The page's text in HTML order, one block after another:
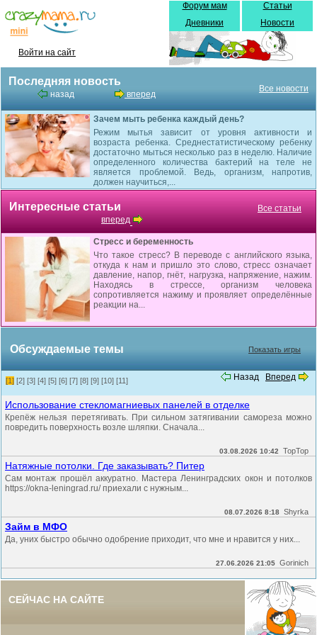
Войти на сайт
Форум мам
Дневники
Статьи
Новости
Последняя новость
назад вперед
Все новости
Зачем мыть ребенка каждый день?
Режим мытья зависит от уровня активности и
возраста ребенка. Среднестатистическому ребенку
достаточно мыться несколько раз в неделю. Наличие
определенного количества бактерий на теле не
является проблемой. Ведь, организм, напротив,
должен научиться,...
Интересные статьи
вперед
Все статьи
Стресс и беременность
Что такое стресс? В переводе с английского языка,
откуда к нам и пришло это слово, стресс означает
давление, напор, гнёт, нагрузка, напряжение, нажим.
Находясь в стрессе, организм человека
сопротивляется нажиму и проявляет определённые
реакции на...
Обсуждаемые темы Показать игры
Назад Вперед
[1] [2] [3] [4] [5] [6] [7] [8] [9] [10] [11]
Использование стекломагниевых панелей в отделке
Крепёж нельзя перетягивать. При сильном затягивании самореза можно
повредить поверхность возле шляпки. Сначала...
03.08.2026 10:42 TopTop
Натяжные потолки. Где заказывать? Питер
Сам монтаж прошёл аккуратно. Мастера Ленинградских окон и потолков
https://okna-leningrad.ru/ приехали с нужным...
08.07.2026 8:18 Shyrka
Займ в МФО
Да, уних быстро обычно одобрение приходит, что мне и нравится у них...
27.06.2026 21:05 Gorinich
СЕЙЧАС НА САЙТЕ